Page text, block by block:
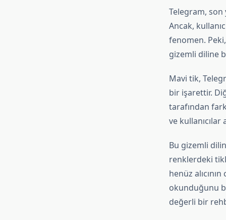
Telegram, son
Ancak,
fenomen.
gizemli diline
Mavi tik,
bir işarettir.
tarafından
ve kullanıcılar
Bu gizemli
renklerdeki
henüz
okunduğunu
değerli bir